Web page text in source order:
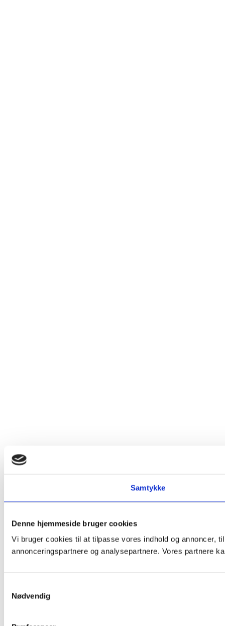
Samtykke
Denne hjemmeside bruger cookies
Vi bruger cookies til at tilpasse vores indhold og annoncer,
annonceringspartnere og analysepartnere. Vores partnere
Nødvendig